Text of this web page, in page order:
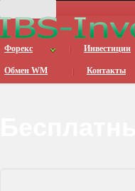
Форекс Инвестиции
Обмен WM Контакты